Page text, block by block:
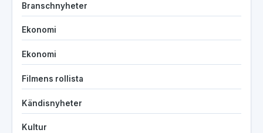
Branschnyheter
Ekonomi
Ekonomi
Filmens rollista
Kändisnyheter
Kultur